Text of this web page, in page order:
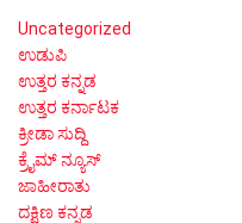
Uncategorized
ಉಡುಪಿ
ಉತ್ತರ ಕನ್ನಡ
ಉತ್ತರ ಕರ್ನಾಟಕ
ಕ್ರೀಡಾ ಸುದ್ದಿ
ಕ್ರೈಮ್ ನ್ಯೂಸ್
ಜಾಹೀರಾತು
ದಕ್ಷಿಣ ಕನ್ನಡ